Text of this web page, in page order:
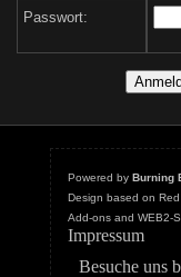
Passwort:
Powered by Burning
Design based on
Add-ons and WEB2-
Impressum
Besuche uns